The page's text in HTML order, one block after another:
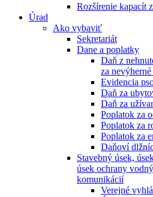
Rozšírenie kapacít
Úrad
Ako vybaviť
Sekretariát
Dane a poplatky
Daň z
za
Evidencia
Daň za
Daň za
Poplatok za
Poplatok za
Poplatok za
Daňoví
Stavebný úsek,
úsek ochrany
komunikácií
Verejné